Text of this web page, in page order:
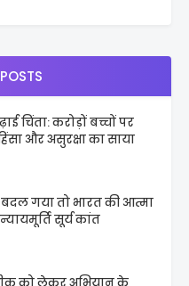
चिंता: करोड़ों बच्चों पर
और असुरक्षा का साया
बदल गया तो भारत की आत्मा
सूर्य कांत